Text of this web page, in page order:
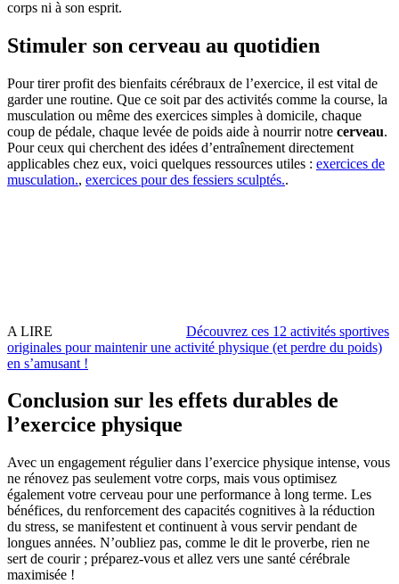
corps ni à son esprit.
Stimuler son cerveau au quotidien
Pour tirer profit des bienfaits cérébraux de l’exercice, il est vital de
garder une routine. Que ce soit par des activités comme la course, la
musculation ou même des exercices simples à domicile, chaque
coup de pédale, chaque levée de poids aide à nourrir notre cerveau.
Pour ceux qui cherchent des idées d’entraînement directement
applicables chez eux, voici quelques ressources utiles : exercices de
musculation., exercices pour des fessiers sculptés..
A LIRE
Découvrez ces 12 activités sportives
originales pour maintenir une activité physique (et perdre du poids)
en sʼamusant !
Conclusion sur les effets durables de
l’exercice physique
Avec un engagement régulier dans l’exercice physique intense, vous
ne rénovez pas seulement votre corps, mais vous optimisez
également votre cerveau pour une performance à long terme. Les
bénéfices, du renforcement des capacités cognitives à la réduction
du stress, se manifestent et continuent à vous servir pendant de
longues années. N’oubliez pas, comme le dit le proverbe, rien ne
sert de courir ; préparez-vous et allez vers une santé cérébrale
maximisée !